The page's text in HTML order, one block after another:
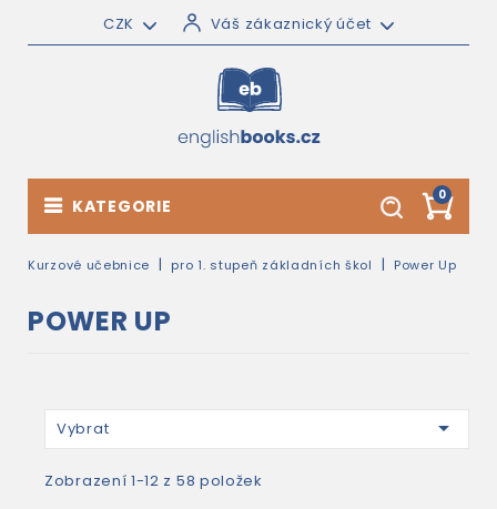
CZK Váš zákaznický účet
0
KATEGORIE
Kurzové učebnice pro 1. stupeň základních škol Power Up
POWER UP
Vybrat 
Zobrazení 1-12 z 58 položek